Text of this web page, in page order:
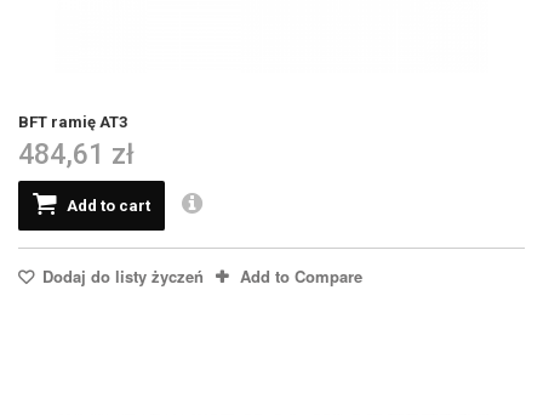
BFT ramię AT3
484,61 zł
Add to cart
Dodaj do listy życzeń Add to Compare